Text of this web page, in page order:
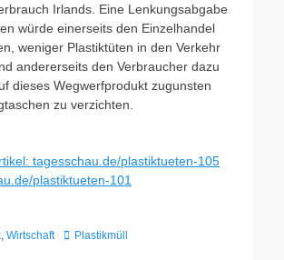
Irlands. Eine Lenkungsabgabe
würde einerseits den Einzelhandel
weniger Plastiktüten in den Verkehr
andererseits den Verbraucher dazu
dieses Wegwerfprodukt zugunsten
zu verzichten.
tagesschau.de/plastiktueten-105
plastiktueten-101
, Wirtschaft Schlagworte
Plastikmüll